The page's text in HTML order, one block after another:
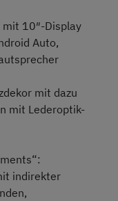
10″-Display
Auto,
mit dazu
mit Lederoptik-
indirekter